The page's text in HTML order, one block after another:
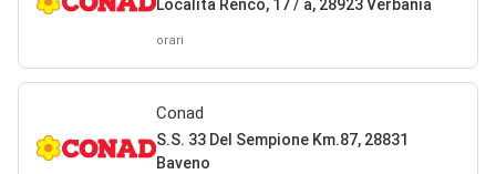
Località Renco, 17 / a, 28923 Verbania
orari
Conad
S.S. 33 Del Sempione Km.87, 28831
Baveno